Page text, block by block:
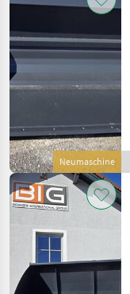
Neumaschine